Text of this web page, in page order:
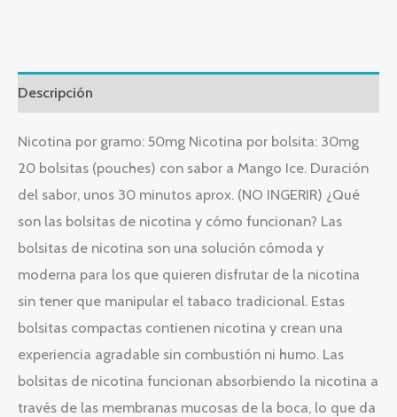
Descripción
Nicotina por gramo: 50mg Nicotina por bolsita: 30mg
20 bolsitas (pouches) con sabor a Mango Ice. Duración
del sabor, unos 30 minutos aprox. (NO INGERIR) ¿Qué
son las bolsitas de nicotina y cómo funcionan? Las
bolsitas de nicotina son una solución cómoda y
moderna para los que quieren disfrutar de la nicotina
sin tener que manipular el tabaco tradicional. Estas
bolsitas compactas contienen nicotina y crean una
experiencia agradable sin combustión ni humo. Las
bolsitas de nicotina funcionan absorbiendo la nicotina a
través de las membranas mucosas de la boca, lo que da